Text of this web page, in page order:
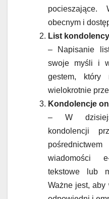
obecnym i
List
– Napisanie
swoje myśli i
gestem, który
wielokrotnie
Kondolencje
– W
kondolencji
wiadomości
tekstowe lub
Ważne jest,